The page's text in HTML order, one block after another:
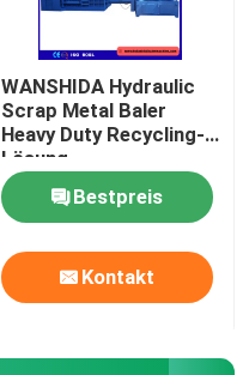
WANSHIDA Hydraulic
Scrap Metal Baler
Heavy Duty Recycling-
Lösung
Bestpreis
Kontakt